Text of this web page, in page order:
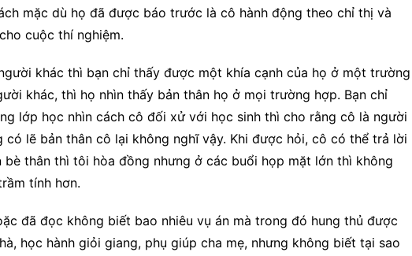
mặc dù họ đã được báo trước là cô hành động theo chỉ thị và
cuộc thí nghiệm.
khác thì bạn chỉ thấy được một khía cạnh của họ ở một trường
khác, thì họ nhìn thấy bản thân họ ở mọi trường hợp. Bạn chỉ
lớp học nhìn cách cô đối xử với học sinh thì cho rằng cô là người
có lẽ bản thân cô lại không nghĩ vậy. Khi được hỏi, cô có thể trả lời
thân thì tôi hòa đồng nhưng ở các buổi họp mặt lớn thì không
tính hơn.
đã đọc không biết bao nhiêu vụ án mà trong đó hung thủ được
học hành giỏi giang, phụ giúp cha mẹ, nhưng không biết tại sao